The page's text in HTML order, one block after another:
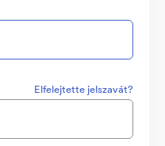
Elfelejtette jelszavát?